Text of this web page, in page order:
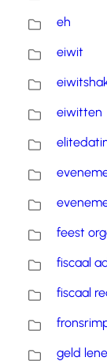
eh
eiwit
eiwitten
feest
fiscaal
fiscaal
geld